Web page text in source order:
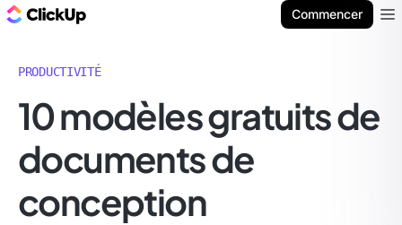
Commencer
PRODUCTIVITÉ
10 modèles gratuits de
documents de
conception